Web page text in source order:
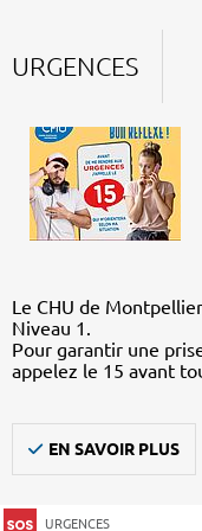
URGENCES
Le CHU de
Niveau 1.
Pour garantir une
appelez le 15 avant
EN SAVOIR PLUS
URGENCES